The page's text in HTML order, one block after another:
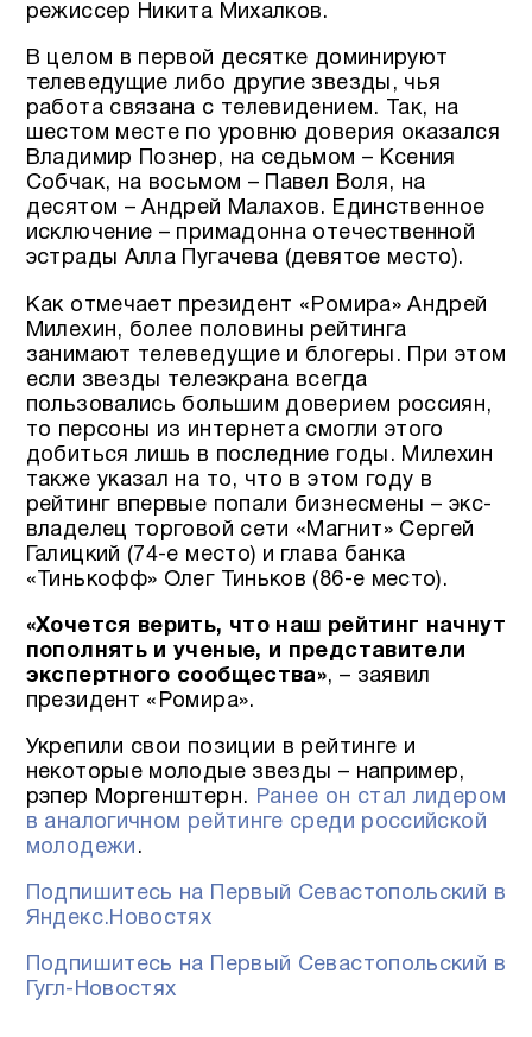
режиссер Никита Михалков.
В целом в первой десятке доминируют
телеведущие либо другие звезды, чья
работа связана с телевидением. Так, на
шестом месте по уровню доверия оказался
Владимир Познер, на седьмом – Ксения
Собчак, на восьмом – Павел Воля, на
десятом – Андрей Малахов. Единственное
исключение – примадонна отечественной
эстрады Алла Пугачева (девятое место).
Как отмечает президент «Ромира» Андрей
Милехин, более половины рейтинга
занимают телеведущие и блогеры. При этом
если звезды телеэкрана всегда
пользовались большим доверием россиян,
то персоны из интернета смогли этого
добиться лишь в последние годы. Милехин
также указал на то, что в этом году в
рейтинг впервые попали бизнесмены – экс-
владелец торговой сети «Магнит» Сергей
Галицкий (74-е место) и глава банка
«Тинькофф» Олег Тиньков (86-е место).
«Хочется верить, что наш рейтинг начнут
пополнять и ученые, и представители
экспертного сообщества», – заявил
президент «Ромира».
Укрепили свои позиции в рейтинге и
некоторые молодые звезды – например,
рэпер Моргенштерн. Ранее он стал лидером
в аналогичном рейтинге среди российской
молодежи .
Подпишитесь на Первый Севастопольский в
Яндекс.Новостях
Подпишитесь на Первый Севастопольский в
Гугл-Новостях